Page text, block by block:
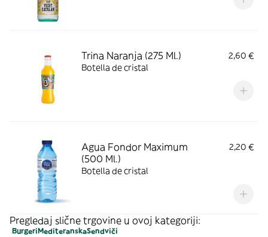
Trina Naranja (275 Ml.)
2,60 €
Botella de cristal
Agua Fondor Maximum
(500 Ml.)
2,20 €
Botella de cristal
Pregledaj slične trgovine u ovoj kategoriji:
BurgeriMediteranskaSendviči